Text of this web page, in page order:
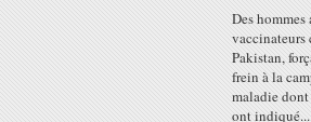
Des
vaccinateurs
Pakistan,
frein à la
maladie
ont indiqué...